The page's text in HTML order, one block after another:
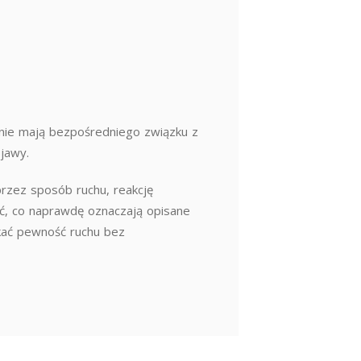
mają bezpośredniego związku z
sposób ruchu, reakcję
co naprawdę oznaczają opisane
pewność ruchu bez